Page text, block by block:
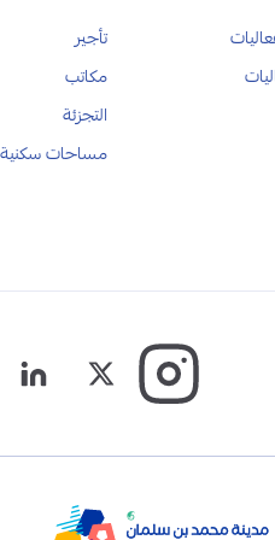
تأجير
مكاتب
التجزئة
مساحات سكنية